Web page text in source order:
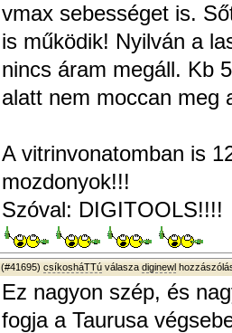
vmax sebességet is.
is működik! Nyilván a
nincs áram megáll. Kb
alatt nem moccan meg
A vitrinvonatomban is
mozdonyok!!!
Szóval: DIGITOOLS!!!!
(#41695) csíkosháTTú válasza diginewl
Ez nagyon szép, és
fogja a Taurusa